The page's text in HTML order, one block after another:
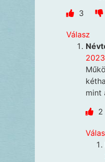
3
Válasz
mint
2